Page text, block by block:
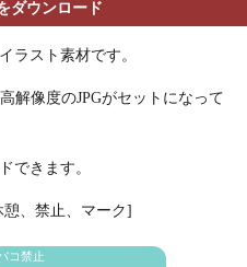
ダウンロード
ラスト素材です。
解像度のJPGがセットになって
できます。
、禁止、マーク]
コ禁止